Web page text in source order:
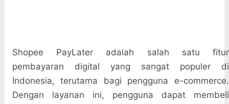
Shopee PayLater adalah salah satu fitur
pembayaran digital yang sangat populer di
Indonesia, terutama bagi pengguna e-commerce.
Dengan layanan ini, pengguna dapat membeli